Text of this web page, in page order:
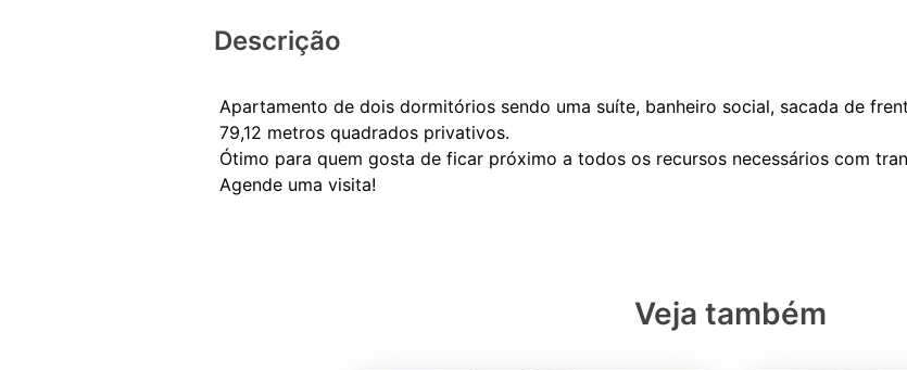
Descrição
Apartamento de dois dormitórios sendo uma suíte, banheiro social, sacada de
79,12 metros quadrados privativos.
Ótimo para quem gosta de ficar próximo a todos os recursos necessários com
Veja também